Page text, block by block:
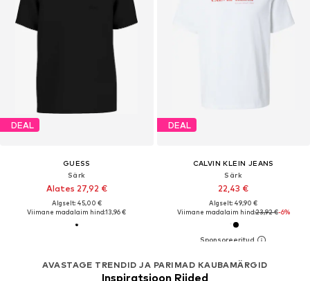
DEAL
GUESS
Särk
Alates 27,92 €
Algselt: 45,00 €
Viimane madalaim hind:13,96 €
DEAL
CALVIN KLEIN JEANS
Särk
22,43 €
Algselt: 49,90 €
Viimane madalaim hind:23,92 €-6%
AVASTAGE TRENDID JA PARIMAD KAUBAMÄRGID
Inspiratsioon Riided